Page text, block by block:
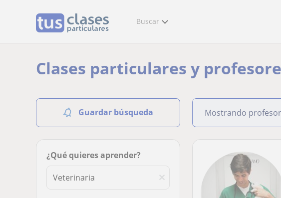
Buscar
Clases particulares y
Guardar búsqueda
¿Qué quieres aprender?
Mostrando